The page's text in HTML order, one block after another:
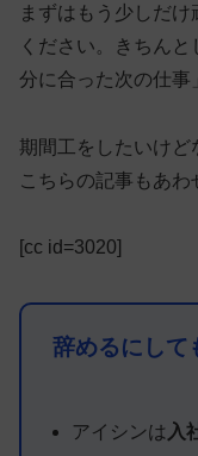
まずはもう少しだ
ください。きちん
分に合った次の仕事
期間工をしたいけど
こちらの記事もあわ
[cc id=3020]
辞めるにして
アイシンは 入